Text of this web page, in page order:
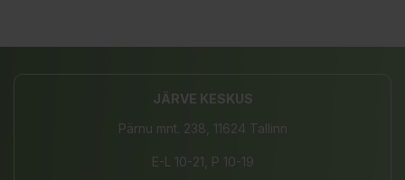
JÄRVE KESKUS
Pärnu mnt. 238, 11624 Tallinn
E-L 10-21, P 10-19